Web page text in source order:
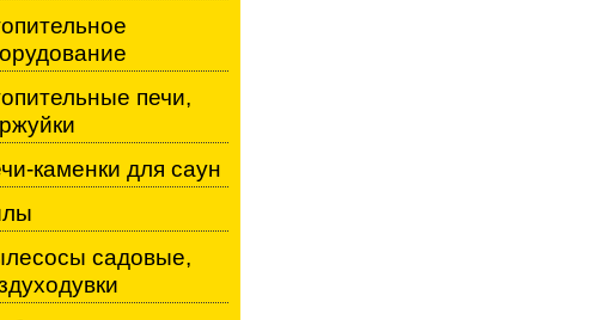
печи,
каменки для саун
садовые,